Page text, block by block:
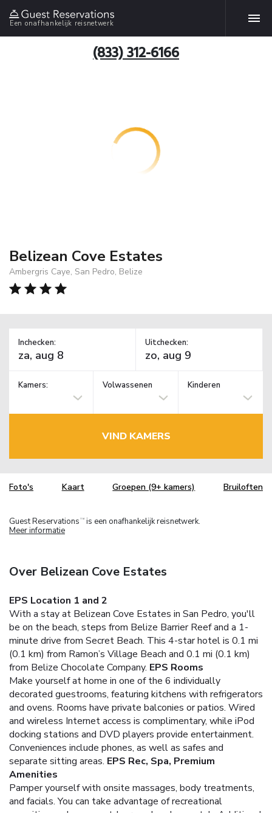
Een onafhankelijk reisnetwerk
(833) 312-6166
Belizean Cove Estates
Ambergris Caye, San Pedro, Belize
Inchecken: Uitchecken:
Kamers: Volwassenen Kinderen
VIND KAMERS
Foto's Kaart Groepen (9+ kamers) Bruiloften
Guest Reservations TM is een onafhankelijk reisnetwerk.
Meer informatie
Over Belizean Cove Estates
EPS Location 1 and 2
With a stay at Belizean Cove Estates in San Pedro, you'll
be on the beach, steps from Belize Barrier Reef and a 1-
minute drive from Secret Beach. This 4-star hotel is 0.1 mi
(0.1 km) from Ramon’s Village Beach and 0.1 mi (0.1 km)
from Belize Chocolate Company. EPS Rooms
Make yourself at home in one of the 6 individually
decorated guestrooms, featuring kitchens with refrigerators
and ovens. Rooms have private balconies or patios. Wired
and wireless Internet access is complimentary, while iPod
docking stations and DVD players provide entertainment.
Conveniences include phones, as well as safes and
separate sitting areas. EPS Rec, Spa, Premium
Amenities
Pamper yourself with onsite massages, body treatments,
and facials. You can take advantage of recreational
amenities such as an outdoor pool and a spa tub. Additional